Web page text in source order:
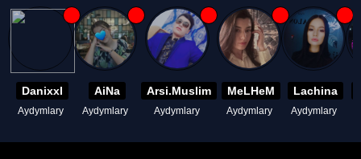
Danixxl
Aydymlary
AiNa
Aydymlary
Arsi.Muslim
Aydymlary
MeLHeM
Aydymlary
Lachina
Aydymlary